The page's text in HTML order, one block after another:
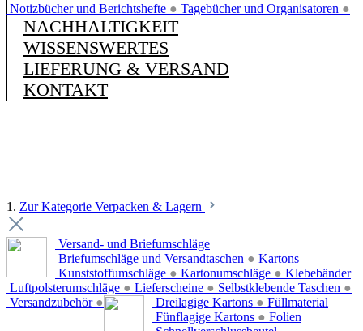
Notizbücher und Berichtshefte ● Tagebücher und Organisatoren ●
NACHHALTIGKEIT
WISSENSWERTES
LIEFERUNG & VERSAND
KONTAKT
1. Zur Kategorie Verpacken & Lagern
Versand- und Briefumschläge
Briefumschläge und Versandtaschen ●
Kunststoffumschläge ● Kartonumschläge ●
Luftpolsterumschläge ● Lieferscheine ● Selbstklebende Taschen ●
Versandzubehör ●
Kartons
Dreilagige Kartons ●
Fünflagige Kartons ●
Klebebänder
Füllmaterial
Folien